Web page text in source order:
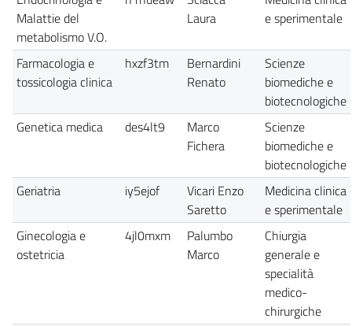
Malattie del
metabolismo V.O.
Laura
e sperimentale
Farmacologia e
tossicologia clinica
hxzf3tm
Bernardini
Renato
Scienze
biomediche e
biotecnologiche
Genetica medica
des4lt9
Marco
Fichera
Scienze
biomediche e
biotecnologiche
Geriatria
iy5ejof
Vicari Enzo
Saretto
Medicina clinica
e sperimentale
Ginecologia e
ostetricia
4jl0mxm
Palumbo
Marco
Chiurgia
generale e
specialità
medico-
chirurgiche